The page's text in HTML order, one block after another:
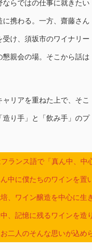
らではの仕事に就きたい
携わる。一方、齋藤さん
け、須坂市のワイナリー
親会の場。そこから話は
リアを重ねた上で、そこ
り手」と「飲み手」のプ
ランス語で「真ん中、中
中に僕たちのワインを置
、ワイン醸造を中心に生
、記憶に残るワインを造
二人のそんな思いが込め